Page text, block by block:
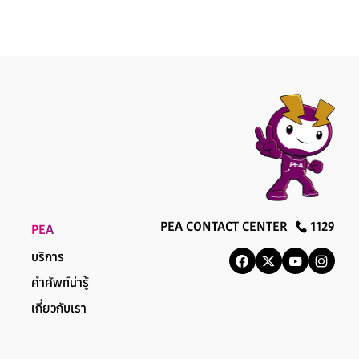
PEA
บริการ
คำศัพท์น่ารู้
เกี่ยวกับเรา
PEA CONTACT CENTER 1129